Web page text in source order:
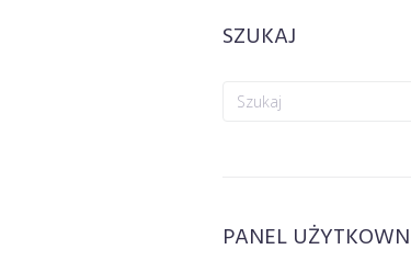
SZUKAJ
PANEL